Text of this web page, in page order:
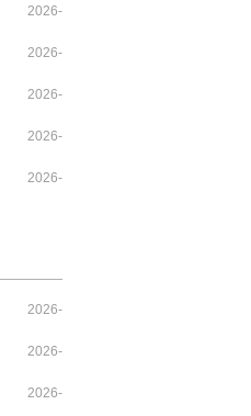
04-30
2026-
04-26
2026-
04-26
2026-
04-26
2026-
04-28
2026-
2026-
04-14
2026-
04-20
2026-